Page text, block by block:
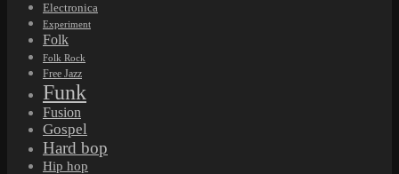
Electronica
Experiment
Folk
Folk Rock
Free Jazz
Funk
Fusion
Gospel
Hard bop
Hip hop